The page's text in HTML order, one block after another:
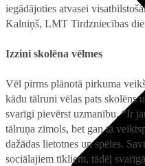
iegādājoties atvasei
Kalniņš, LMT Tirdzniecības
Izzini skolēna vēlmes
Vēl pirms plānotā pirkuma
kādu tālruni vēlas pats skolēns
svarīgi pievērst uzmanību. “Ir
tālruņa zīmols, bet gan tā
dažādas lietotnes un spēles.
sociālajiem tīkliem, tādēļ